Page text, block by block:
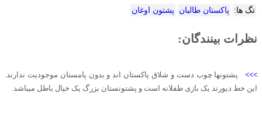
تگ ها: پاکستان طالبان پشتون اوغان
نظرات بینندگان:
>>> پشتونها چوب دست و شلاق پاکستان اند و بدون پامستان موجودیت ندارند.
این خط دیورند یک بازی طفلانه است و پشتونستان بزرگ یک خیال باطل میباشد.